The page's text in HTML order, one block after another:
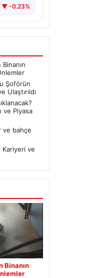
▼ -0.23%
Şoförün
Ulaştırıldı
ve Piyasa
ve bahçe
Kariyeri ve
Binanın